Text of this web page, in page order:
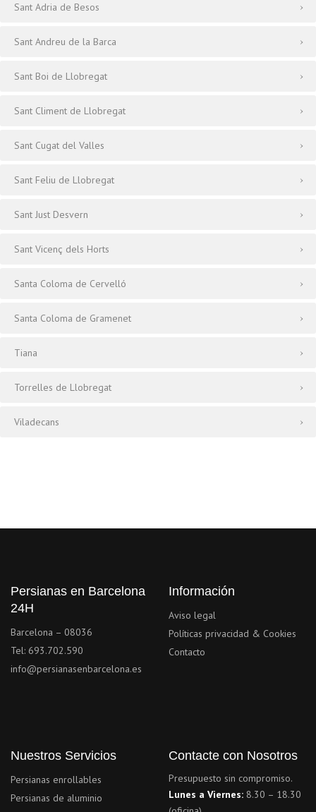
Sant Adria de Besos
Sant Andreu de la Barca
Sant Boi de Llobregat
Sant Climent de Llobregat
Sant Cugat del Valles
Sant Feliu de Llobregat
Sant Just Desvern
Sant Vicenç dels Horts
Santa Coloma de Cervelló
Santa Coloma de Gramenet
Tiana
Torrelles de Llobregat
Viladecans
Persianas en Barcelona
24H
Barcelona – 08036
Tel: 693.702.590
info@persianasenbarcelona.es
Información
Aviso legal
Políticas privacidad & Cookies
Contacto
Nuestros Servicios
Persianas enrollables
Persianas de aluminio
Contacte con Nosotros
Presupuesto sin compromiso.
Lunes a Viernes: 8.30 – 18.30